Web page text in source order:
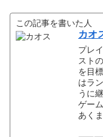
この記事を書いた人
カオ
プレ
スト
を目
はラ
うに
ゲー
あく